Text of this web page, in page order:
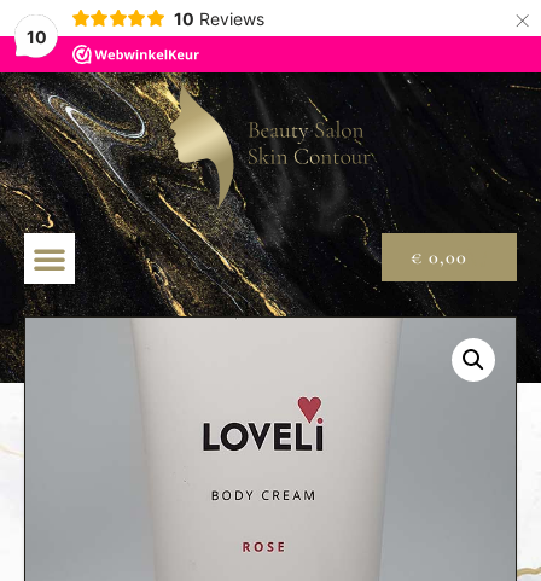
10
10 Reviews ×
€ 0,00